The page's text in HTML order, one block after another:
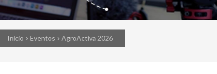
Inicio Eventos AgroActiva 2026